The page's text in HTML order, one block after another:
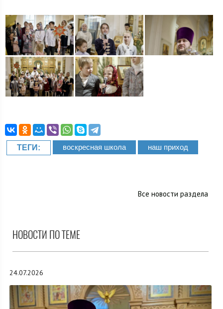
ТЕГИ: воскресная школа наш приход
Все новости раздела
НОВОСТИ ПО ТЕМЕ
24.07.2026